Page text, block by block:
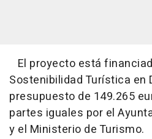
El proyecto está
Sostenibilidad Turística en
presupuesto de 149.265
partes iguales por el
y el Ministerio de Turismo.